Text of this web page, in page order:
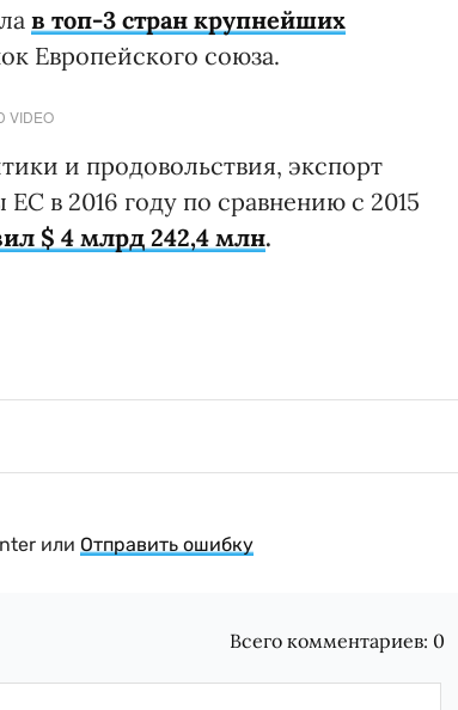
в топ-3 стран крупнейших
Европейского союза.
VIDEO
и продовольствия, экспорт
в 2016 году по сравнению с 2015
$ 4 млрд 242,4 млн.
или Отправить ошибку
Всего комментариев: 0